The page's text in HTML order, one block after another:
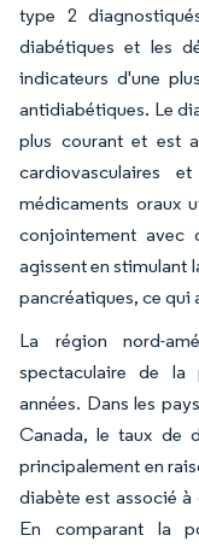
type 2
diabétiques et les
indicateurs d'une
antidiabétiques. Le
plus courant et est
cardiovasculaires
médicaments oraux
conjointement avec
agissent en stimulant
pancréatiques, ce qui
La région nord-
spectaculaire de la
années. Dans les
Canada, le taux de
principalement en
diabète est associé
En comparant la